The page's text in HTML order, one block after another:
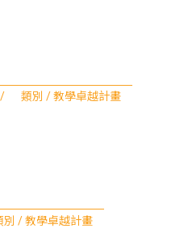
/ 類別 / 教學卓越計畫
/ 教學卓越計畫